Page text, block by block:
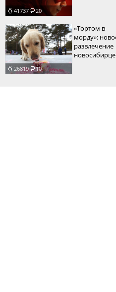
41737 20
26819 10
«Тортом в
морду»:
развлечение